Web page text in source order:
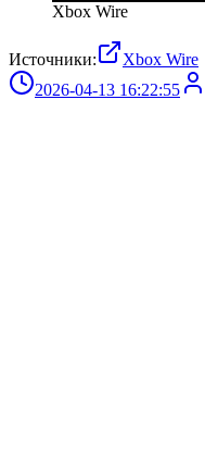
Xbox Wire
Источники:
Xbox Wire
2026-04-13 16:22:55